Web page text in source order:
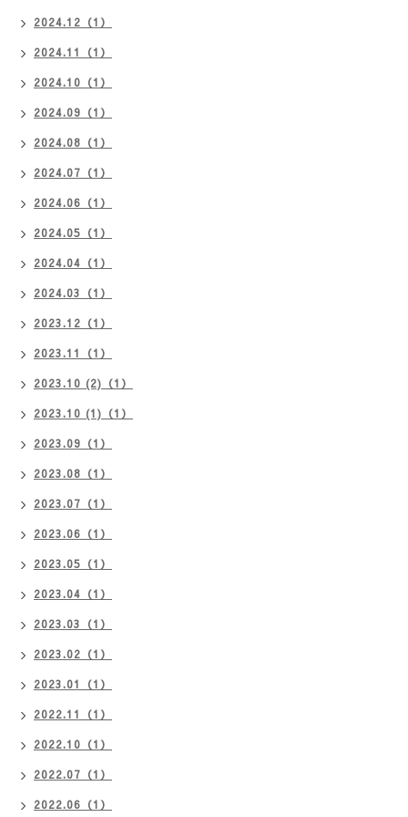
2024.12（1）
2024.11（1）
2024.10（1）
2024.09（1）
2024.08（1）
2024.07（1）
2024.06（1）
2024.05（1）
2024.04（1）
2024.03（1）
2023.12（1）
2023.11（1）
2023.10 (2)（1）
2023.10 (1)（1）
2023.09（1）
2023.08（1）
2023.07（1）
2023.06（1）
2023.05（1）
2023.04（1）
2023.03（1）
2023.02（1）
2023.01（1）
2022.11（1）
2022.10（1）
2022.07（1）
2022.06（1）